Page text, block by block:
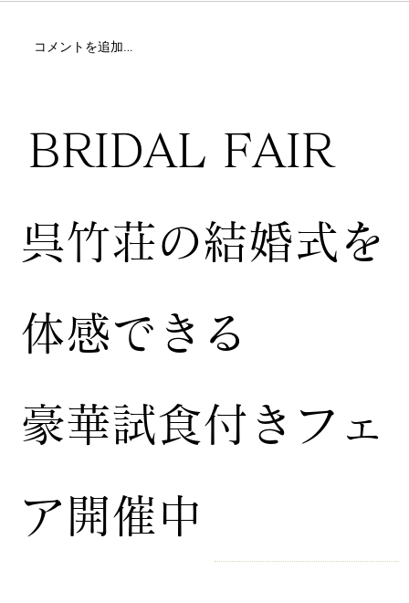
コメントを追加…
BRIDAL FAIR
​呉竹荘の結婚式を
体感できる
豪華試食付きフェ
ア開催中